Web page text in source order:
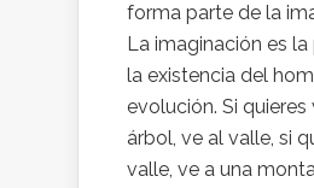
forma parte de la
La imaginación es
la existencia del
evolución. Si quieres
árbol, ve al valle, si
valle, ve a una